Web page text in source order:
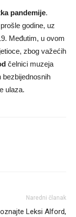
pandemije.
godine, uz
Međutim, u ovom
zbog važećih
čelnici muzeja
bezbijednosnih
ulaza.
Naredni članak
Leksi Alford,